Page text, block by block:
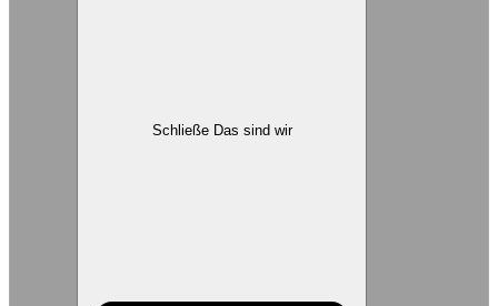
Schließe Das sind wir